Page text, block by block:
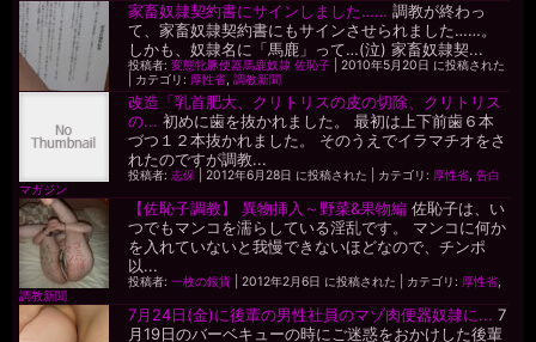
家畜奴隷契約書にサインしました…… 調教が終わっ
て、家畜奴隷契約書にもサインさせられました……。
しかも、奴隷名に「馬鹿」って…(泣) 家畜奴隷契...
投稿者:変態牝豚便器馬鹿奴隷 佐恥子 |2010年5月20日 に投稿された
カテゴリ: 厚性省,調教新聞
改造「乳首肥大、クリトリスの皮の切除、クリトリス
の... 初めに歯を抜かれました。 最初は上下前歯６本
づつ１２本抜かれました。 そのうえでイラマチオをさ
れたのですが調教...
投稿者:志保 |2012年6月28日 に投稿された カテゴリ: 厚性省,告白
マガジン
【佐恥子調教】 異物挿入～野菜&果物編 佐恥子は、い
つでもマンコを濡らしている淫乱です。 マンコに何か
を入れていないと我慢できないほどなので、チンポ
以...
投稿者:一枚の銀貨 |2012年2月6日 に投稿された カテゴリ: 厚性省,
調教新聞
7月24日(金)に後輩の男性社員のマゾ肉便器奴隷に... 7
月19日のバーベキューの時にご迷惑をおかけした後輩